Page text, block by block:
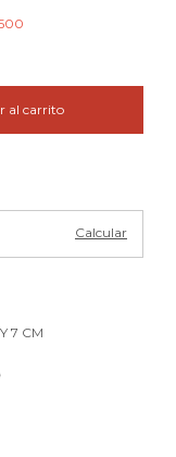
Calcular
7 CM